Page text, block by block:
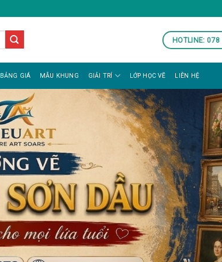
HOTLINE:
BẢNG GIÁ MẪU KHUNG GIẢI TRÍ LỚP HỌC VẼ LIÊN HỆ